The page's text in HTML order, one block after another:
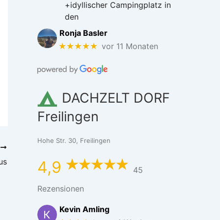
+idyllischer Campingplatz in
den
Ronja Basler
★★★★★ vor 11 Monaten
DACHZELT DORF
Freilingen
Hohe Str. 30, Freilingen
4,9
45
Rezensionen
Kevin Amling